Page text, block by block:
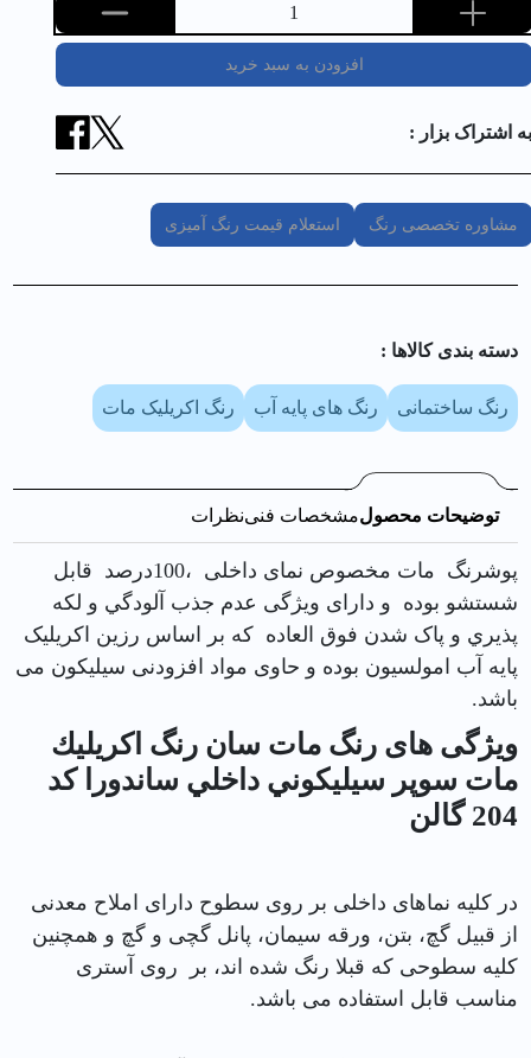
1
افزودن به سبد خرید
به اشتراک بزار :
مشاوره تخصصی رنگ استعلام قیمت رنگ آمیزی
دسته بندی کالا‌ها :
رنگ ساختمانی رنگ های پایه آب رنگ اکریلیک مات
توضیحات محصولمشخصات فنینظرات
پوشرنگ مات مخصوص نمای داخلی ،100درصد قابل
شستشو بوده و دارای ویژگی عدم جذب آلودگي و لكه
پذيري و پاک شدن فوق العاده كه بر اساس رزين اکریلیک
پايه آب امولسیون بوده و حاوی مواد افزودنی سیلیکون می
باشد.
ویژگی های رنگ مات سان رنگ اكريليك
مات سوپر سيليكوني داخلي ساندورا کد
204 گالن
در کلیه نماهای داخلی بر روی سطوح دارای املاح معدنی
از قبیل گچ، بتن، ورقه سیمان، پانل گچی و گچ و همچنین
کلیه سطوحی که قبلا رنگ شده اند، بر روی آستری
مناسب قابل استفاده می باشد.